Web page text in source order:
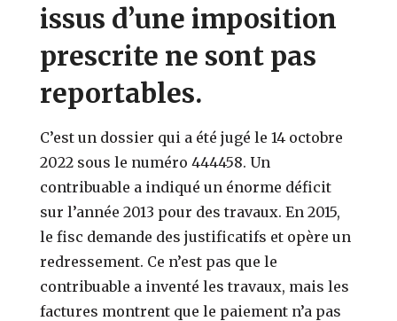
issus d’une imposition
prescrite ne sont pas
reportables.
C’est un dossier qui a été jugé le 14 octobre
2022 sous le numéro 444458. Un
contribuable a indiqué un énorme déficit
sur l’année 2013 pour des travaux. En 2015,
le fisc demande des justificatifs et opère un
redressement. Ce n’est pas que le
contribuable a inventé les travaux, mais les
factures montrent que le paiement n’a pas